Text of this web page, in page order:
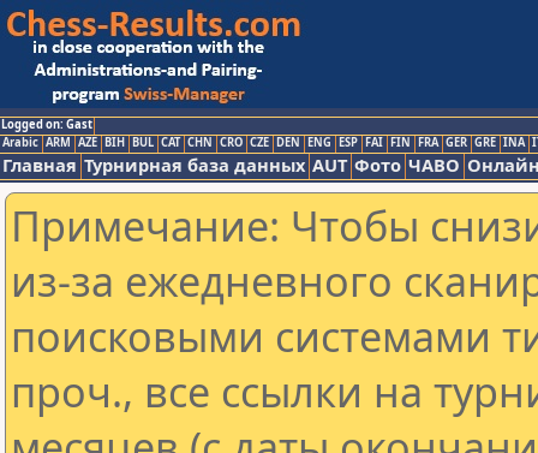
Logged on: Gast
Arabic ARM AZE BIH BUL CAT CHN CRO CZE DEN ENG ESP FAI FIN FRA GER GRE INA
Главная Турнирная база данных AUT Фото ЧАВО
Примечание: Чтобы
из-за ежедневного
поисковыми системами
проч., все ссылки на